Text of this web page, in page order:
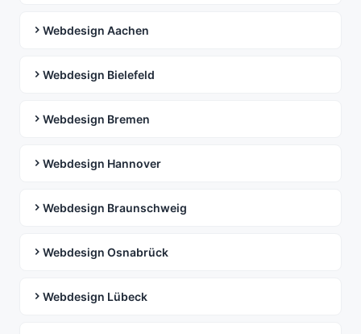
Webdesign Aachen
Webdesign Bielefeld
Webdesign Bremen
Webdesign Hannover
Webdesign Braunschweig
Webdesign Osnabrück
Webdesign Lübeck